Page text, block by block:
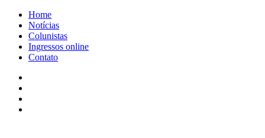
Home
Notícias
Colunistas
Ingressos online
Contato